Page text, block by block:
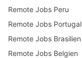
Remote Jobs Peru
Remote Jobs Portugal
Remote Jobs Brasilien
Remote Jobs Belgien